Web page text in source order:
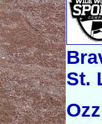
St.